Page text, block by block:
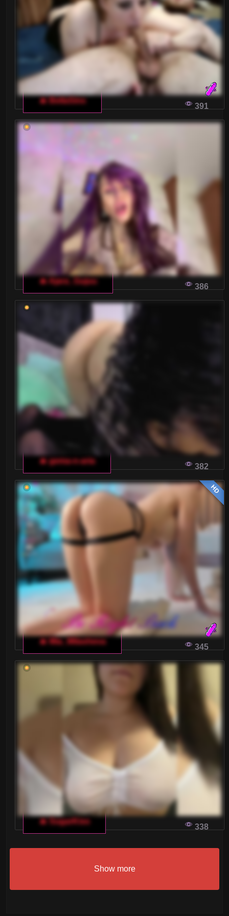
🔥 BellaSins
391
🔥 Ajara_Gujuu
386
🔥 gema-n-aria
382
HD
🔥 Mia_Milasheva
345
🔥 SugarKiss
338
Show more